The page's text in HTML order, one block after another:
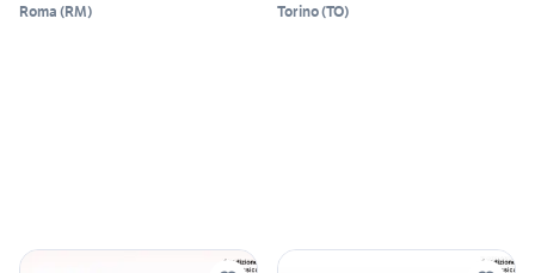
Roma (RM) Torino(TO)